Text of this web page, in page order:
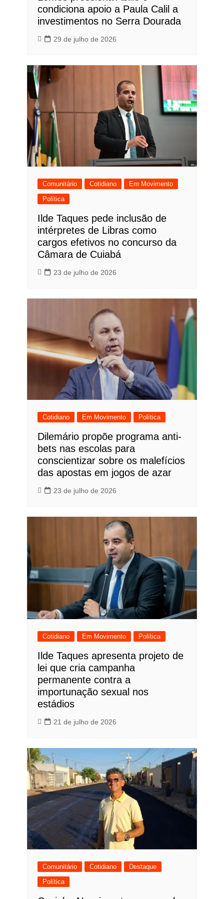
condiciona apoio a Paula Calil a
investimentos no Serra Dourada
29 de julho de 2026
Comunitário Cotidiano
Em Movimento
Política
Ilde Taques pede inclusão de
intérpretes de Libras como
cargos efetivos no concurso da
Câmara de Cuiabá
23 de julho de 2026
Cotidiano Em Movimento Política
Dilemário propõe programa anti-
bets nas escolas para
conscientizar sobre os malefícios
das apostas em jogos de azar
23 de julho de 2026
Cotidiano Em Movimento Política
Ilde Taques apresenta projeto de
lei que cria campanha
permanente contra a
importunação sexual nos
estádios
21 de julho de 2026
Comunitário Cotidiano
Destaque
Política